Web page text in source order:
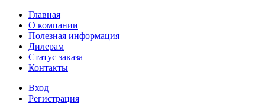
Главная
О компании
Полезная информация
Дилерам
Статус заказа
Контакты
Вход
Регистрация